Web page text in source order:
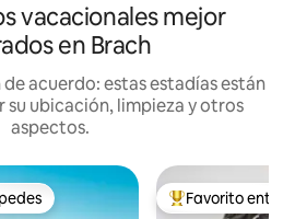
vacacionales mejor
en Brach
de acuerdo: estas estadías están
su ubicación, limpieza y otros
aspectos.
preferido Favorito entre
Favorito entre